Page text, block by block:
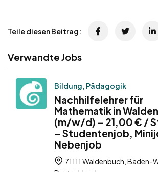
Teile diesen Beitrag:
Verwandte Jobs
Bildung, Pädagogik
Nachhilfelehrer für
Mathematik in
(m/w/d) – 21,00 € /
– Studentenjob,
Nebenjob
71111 Waldenbuch, Baden-